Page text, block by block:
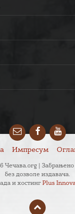
EmailFacebook
Импресум
Чечава.org |
без дозволе издавача.
и хостинг Plus